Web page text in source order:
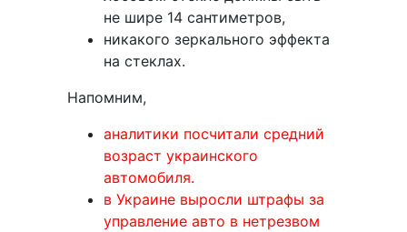
не шире 14 сантиметров,
никакого зеркального эффекта
на стеклах.
Напомним,
аналитики посчитали средний
возраст украинского
автомобиля.
в Украине выросли штрафы за
управление авто в нетрезвом